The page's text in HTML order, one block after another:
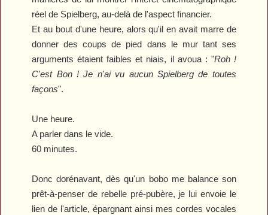
réel de Spielberg, au-delà de l'aspect financier.
Et au bout d'une heure, alors qu'il en avait marre de
donner des coups de pied dans le mur tant ses
arguments étaient faibles et niais, il avoua : "Roh !
C'est Bon ! Je n'ai vu aucun Spielberg de toutes
façons".
Une heure.
A parler dans le vide.
60 minutes.
Donc dorénavant, dès qu'un bobo me balance son
prêt-à-penser de rebelle pré-pubère, je lui envoie le
lien de l'article, épargnant ainsi mes cordes vocales